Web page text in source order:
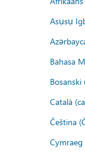
Asụsụ
Bahasa
Bosanski
Català
Čeština